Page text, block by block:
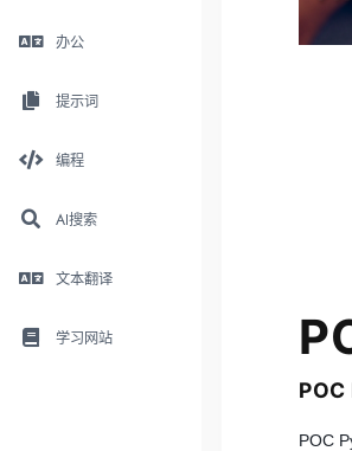
办公
提示词
编程
AI搜索
文本翻译
学习网站
POC